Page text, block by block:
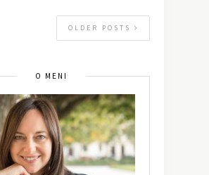
OLDER POSTS
O MENI